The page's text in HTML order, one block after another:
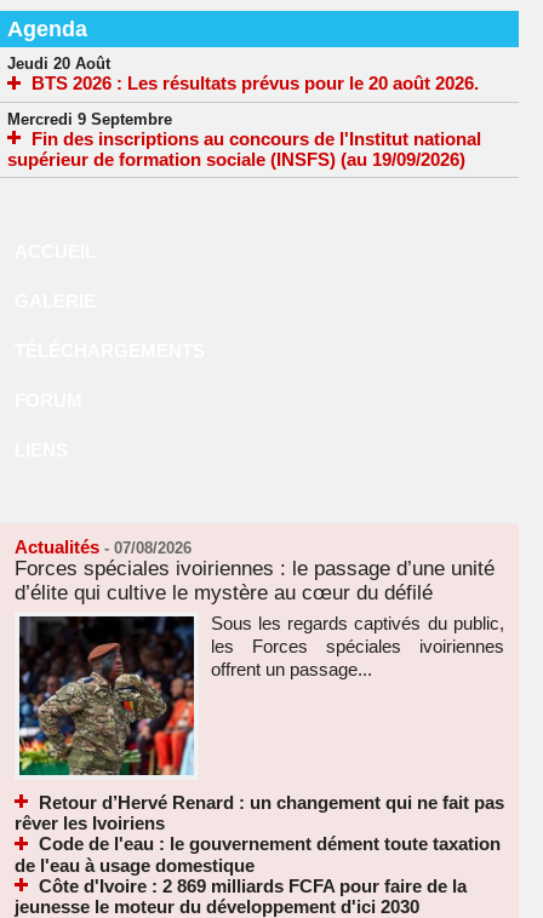
Agenda
Jeudi 20 Août
BTS 2026 : Les résultats prévus pour le 20 août 2026.
Mercredi 9 Septembre
Fin des inscriptions au concours de l'Institut national
supérieur de formation sociale (INSFS) (au 19/09/2026)
Actualités - 07/08/2026
Forces spéciales ivoiriennes : le passage d’une unité
d’élite qui cultive le mystère au cœur du défilé
Sous les regards captivés du public,
les Forces spéciales ivoiriennes
offrent un passage...
Retour d’Hervé Renard : un changement qui ne fait pas
rêver les Ivoiriens
Code de l'eau : le gouvernement dément toute taxation
de l'eau à usage domestique
Côte d'Ivoire : 2 869 milliards FCFA pour faire de la
jeunesse le moteur du développement d'ici 2030